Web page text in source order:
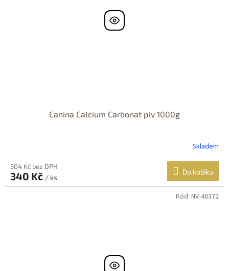
Canina Calcium Carbonat plv 1000g
Skladem
304 Kč bez DPH
340 Kč / ks
Do košíku
Kód: NV-46372